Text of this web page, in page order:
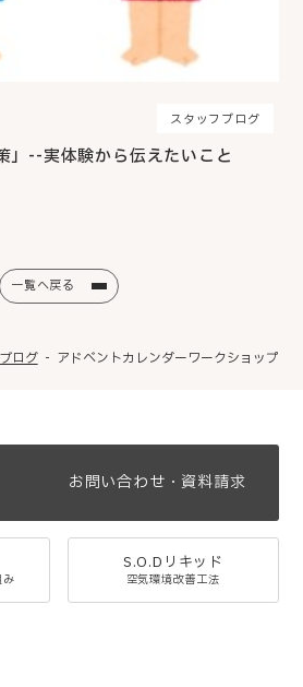
スタッフブログ
」--実体験から伝えたいこと
一覧へ戻る
ログ アドベントカレンダーワークショップ
お問い合わせ・資料請求
み
S.O.Dリキッド
空気環境改善工法